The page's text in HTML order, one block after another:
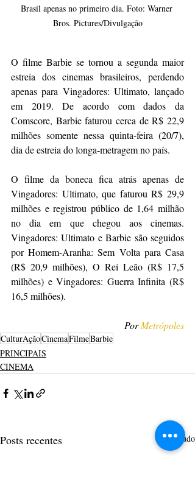
Brasil apenas no primeiro dia. Foto: Warner
Bros. Pictures/Divulgação
O filme Barbie se tornou a segunda maior
estreia dos cinemas brasileiros, perdendo
apenas para Vingadores: Ultimato, lançado
em 2019. De acordo com dados da
Comscore, Barbie faturou cerca de R$ 22,9
milhões somente nessa quinta-feira (20/7),
dia de estreia do longa-metragem no país.
O filme da boneca fica atrás apenas de
Vingadores: Ultimato, que faturou R$ 29,9
milhões e registrou público de 1,64 milhão
no dia em que chegou aos cinemas.
Vingadores: Ultimato e Barbie são seguidos
por Homem-Aranha: Sem Volta para Casa
(R$ 20,9 milhões), O Rei Leão (R$ 17,5
milhões) e Vingadores: Guerra Infinita (R$
16,5 milhões).
Por Metrópoles
CulturAçãoCinemaFilmeBarbie
PRINCIPAIS
CINEMA
Posts recentes Ver tudo